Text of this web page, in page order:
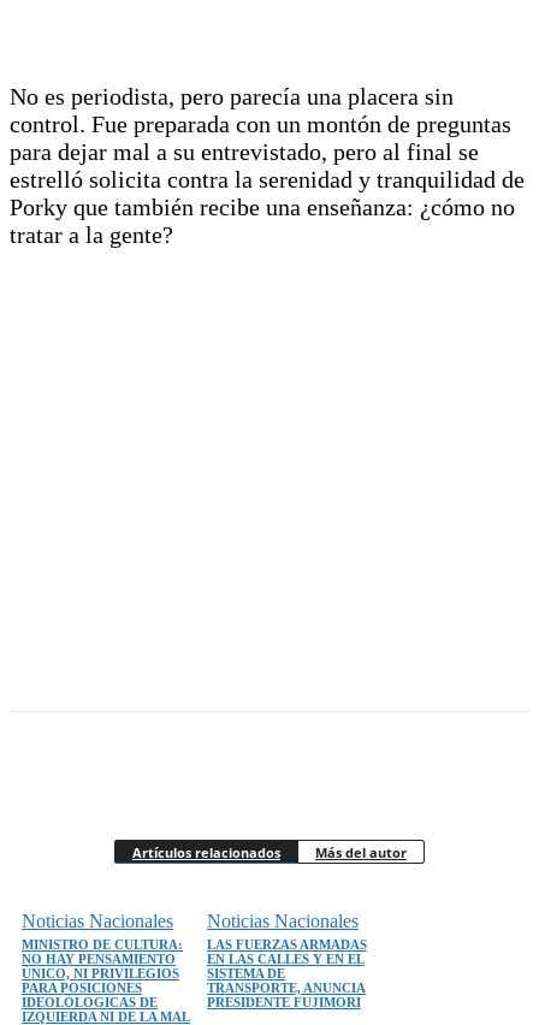
No es periodista, pero parecía una placera sin
control. Fue preparada con un montón de preguntas
para dejar mal a su entrevistado, pero al final se
estrelló solicita contra la serenidad y tranquilidad de
Porky que también recibe una enseñanza: ¿cómo no
tratar a la gente?
Artículos relacionados Más del autor
Noticias Nacionales
MINISTRO DE CULTURA:
NO HAY PENSAMIENTO
ÚNICO, NI PRIVILEGIOS
PARA POSICIONES
IDEOLÓLOGICAS DE
IZQUIERDA NI DE LA MAL
Noticias Nacionales
LAS FUERZAS ARMADAS
EN LAS CALLES Y EN EL
SISTEMA DE
TRANSPORTE, ANUNCIA
PRESIDENTE FUJIMORI